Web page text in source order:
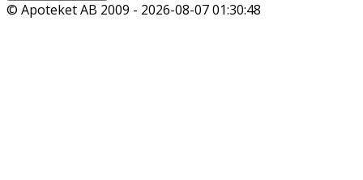
© Apoteket AB 2009 - 2026-08-07 01:30:48